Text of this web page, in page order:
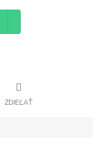
ZDIEĽAŤ